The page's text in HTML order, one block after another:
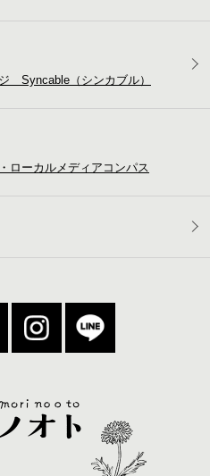
Syncable（シンカブル）
・ローカルメディア コンパス